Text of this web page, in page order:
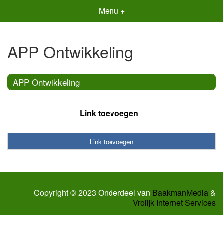
Menu +
APP Ontwikkeling
APP Ontwikkeling
Link toevoegen
Link toevoegen
Copyright © 2023 Onderdeel van BaakmanMedia&
Vrolijk Internet Services